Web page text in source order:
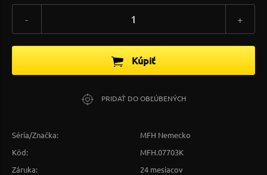
- +
Kúpiť
PRIDAŤ DO OBĽÚBENÝCH
Séria/Značka:
MFH Nemecko
Kód:
MFH.07703K
Záruka:
24 mesiacov